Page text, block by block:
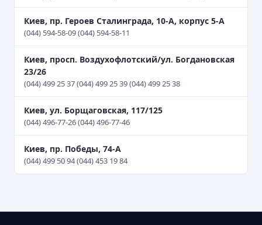
Киев, пр. Героев Сталинграда, 10-А, корпус 5-А
(044) 594-58-09 (044) 594-58-11
Киев, просп. Воздухофлотский/ул. Богдановская
23/26
(044) 499 25 37 (044) 499 25 39 (044) 499 25 38
Киев, ул. Борщаговская, 117/125
(044) 496-77-26 (044) 496-77-46
Киев, пр. Победы, 74-А
(044) 499 50 94 (044) 453 19 84